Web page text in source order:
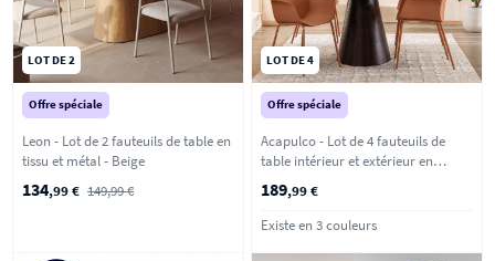
LOT DE 2
Offre spéciale
Leon - Lot de 2 fauteuils de table en
tissu et métal - Beige
134,99 € 149,99 €
LOT DE 4
Offre spéciale
Acapulco - Lot de 4 fauteuils de
table intérieur et extérieur en
189,99 €
Existe en 3 couleurs